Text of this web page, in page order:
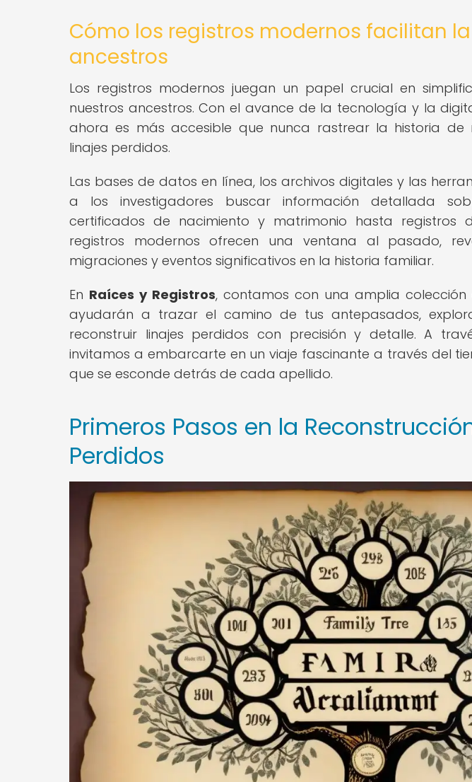
Cómo los registros modernos facilitan
ancestros
Los registros modernos juegan un papel crucial en
nuestros ancestros. Con el avance de la tecnología y la
ahora es más accesible que nunca rastrear la historia de
linajes perdidos.
Las bases de datos en línea, los archivos digitales y las
a los investigadores buscar información detallada
certificados de nacimiento y matrimonio hasta registros
registros modernos ofrecen una ventana al pasado,
migraciones y eventos significativos en la historia familiar.
En Raíces y Registros, contamos con una amplia
ayudarán a trazar el camino de tus antepasados,
reconstruir linajes perdidos con precisión y detalle. A
invitamos a embarcarte en un viaje fascinante a través del
que se esconde detrás de cada apellido.
Primeros Pasos en la
Perdidos